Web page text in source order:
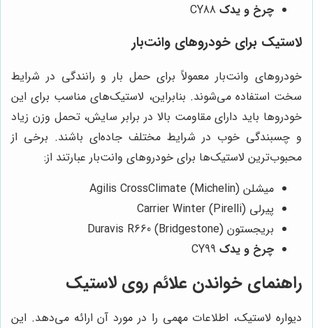
چرخ و یدک
لاستیک برای خودروهای وانت‌بار
خودروهای وانت‌بار معمولاً برای حمل بار و رانندگی در شرایط
سخت استفاده می‌شوند. بنابراین، لاستیک‌های مناسب برای این
خودروها باید دارای مقاومت بالا در برابر سایش، تحمل وزن زیاد
و چسبندگی خوب در شرایط مختلف جاده‌ای باشند. برخی از
محبوب‌ترین لاستیک‌ها برای خودروهای وانت‌بار عبارتند از:
میشلن (Michelin) Agilis CrossClimate
پیرلی (Pirelli) Carrier Winter
بریجستون (Bridgestone) Duravis R660
چرخ و یدک
راهنمای خواندن علائم روی لاستیک
دیواره لاستیک، اطلاعات مهمی را در مورد آن ارائه می‌دهد. این